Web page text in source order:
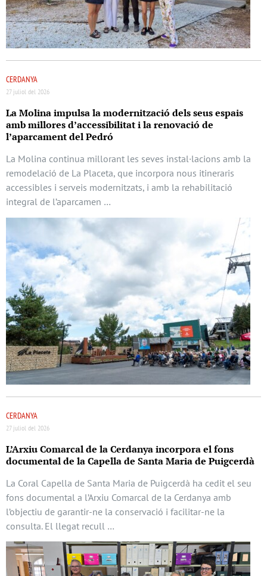
CERDANYA
27 juliol del 2026
La Molina impulsa la modernització dels seus espais
amb millores d’accessibilitat i la renovació de
l’aparcament del Pedró
La Molina continua millorant les seves instal·lacions amb la
remodelació de La Placeta, que incorpora nous itineraris
accessibles i serveis modernitzats, i amb la rehabilitació
integral de l’aparcamen …
CERDANYA
27 juliol del 2026
L’Arxiu Comarcal de la Cerdanya incorpora el fons
documental de la Capella de Santa Maria de Puigcerdà
La Coral Capella de Santa Maria de Puigcerdà ha cedit el seu
fons documental a l’Arxiu Comarcal de la Cerdanya amb
l’objectiu de garantir-ne la conservació i facilitar-ne la
consulta. El llegat recull …